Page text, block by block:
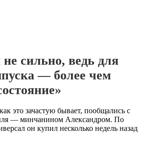
не сильно, ведь для
— более чем
это зачастую бывает, пообщались с
— минчанином Александром. По
он купил несколько недель назад